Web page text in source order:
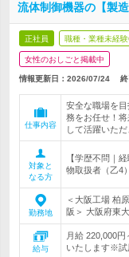
流体制御機器の【製
正社員 職種・業種未経
女性のおしごと掲載中
情報更新日：2026/07/24 終
仕事内容
安全な職場を
務をお任せ！
して活躍いただ
対象と
なる方
【学歴不問｜
物取扱者（乙4
勤務地
＜大阪工場 柏
阪＞ 大阪府東
給与
月給 220,000
いたします※試